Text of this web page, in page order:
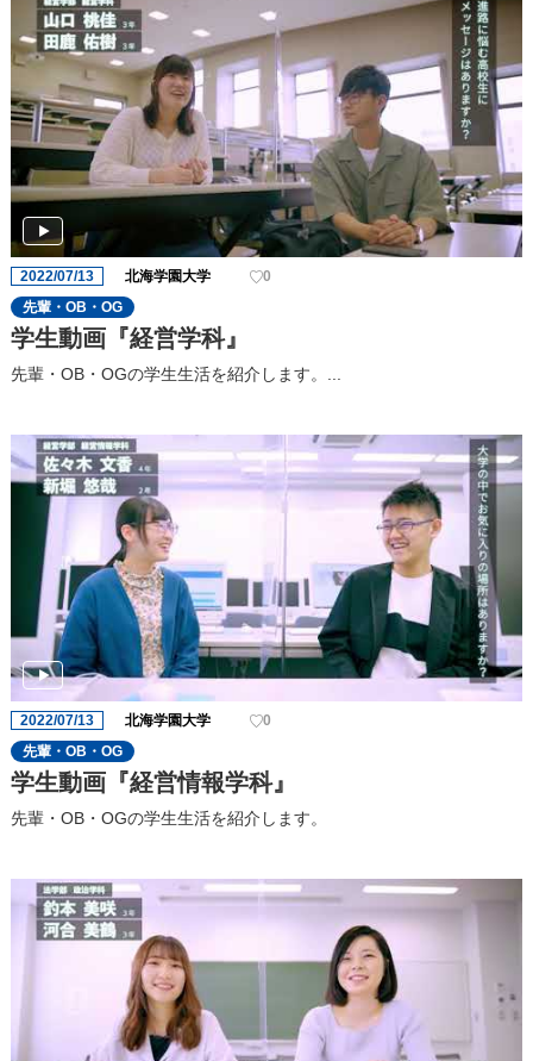
2022/07/13 北海学園大学
0
先輩・OB・OG
学生動画『経営学科』
先輩・OB・OGの学生生活を紹介します。...
2022/07/13 北海学園大学
0
先輩・OB・OG
学生動画『経営情報学科』
先輩・OB・OGの学生生活を紹介します。